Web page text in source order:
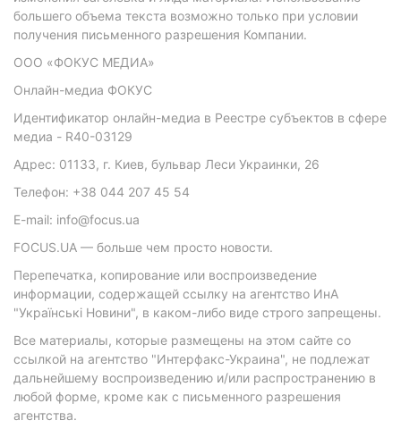
большего объема текста возможно только при условии
получения письменного разрешения Компании.
ООО «ФОКУС МЕДИА»
Онлайн-медиа ФОКУС
Идентификатор онлайн-медиа в Реестре субъектов в сфере
медиа - R40-03129
Адрес: 01133, г. Киев, бульвар Леси Украинки, 26
Телефон: +38 044 207 45 54
E-mail: info@focus.ua
FOCUS.UA — больше чем просто новости.
Перепечатка, копирование или воспроизведение
информации, содержащей ссылку на агентство ИнА
"Українські Новини", в каком-либо виде строго запрещены.
Все материалы, которые размещены на этом сайте со
ссылкой на агентство "Интерфакс-Украина", не подлежат
дальнейшему воспроизведению и/или распространению в
любой форме, кроме как с письменного разрешения
агентства.